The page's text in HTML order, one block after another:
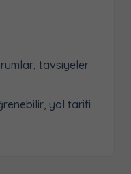
tavsiyeler
yol tarifi